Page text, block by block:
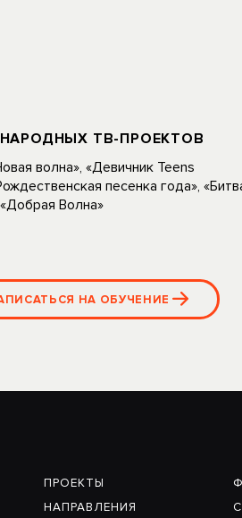
ТВ-ПРОЕКТОВ
волна», «Девичник Teens
песенка года»,
Волна»
НА ОБУЧЕНИЕ
ПРОЕКТЫ
НАПРАВЛЕНИЯ